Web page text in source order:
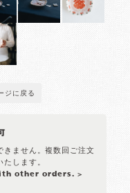
ジに戻る
ません。複数回ご注文
します。
other orders. >